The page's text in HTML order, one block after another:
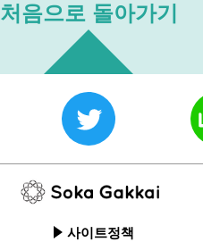
처음으로 돌아가기
사이트정책